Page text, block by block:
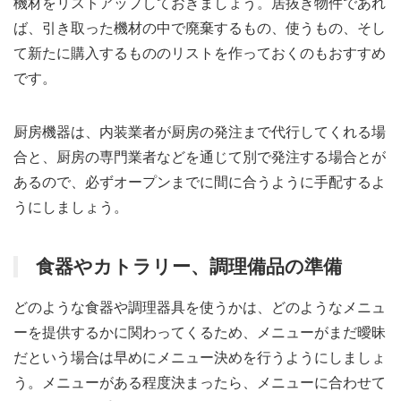
機材をリストアップしておきましょう。居抜き物件であれ
ば、引き取った機材の中で廃棄するもの、使うもの、そし
て新たに購入するもののリストを作っておくのもおすすめ
です。
厨房機器は、内装業者が厨房の発注まで代行してくれる場
合と、厨房の専門業者などを通じて別で発注する場合とが
あるので、必ずオープンまでに間に合うように手配するよ
うにしましょう。
食器やカトラリー、調理備品の準備
どのような食器や調理器具を使うかは、どのようなメニュ
ーを提供するかに関わってくるため、メニューがまだ曖昧
だという場合は早めにメニュー決めを行うようにしましょ
う。メニューがある程度決まったら、メニューに合わせて